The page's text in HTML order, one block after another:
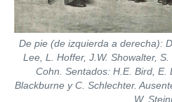
De pie (de izquierda a derecha):
Lee, L. Hoffer, J.W. Showalter,
Cohn. Sentados: H.E. Bird, E.
Blackburne y C. Schlechter.
W.